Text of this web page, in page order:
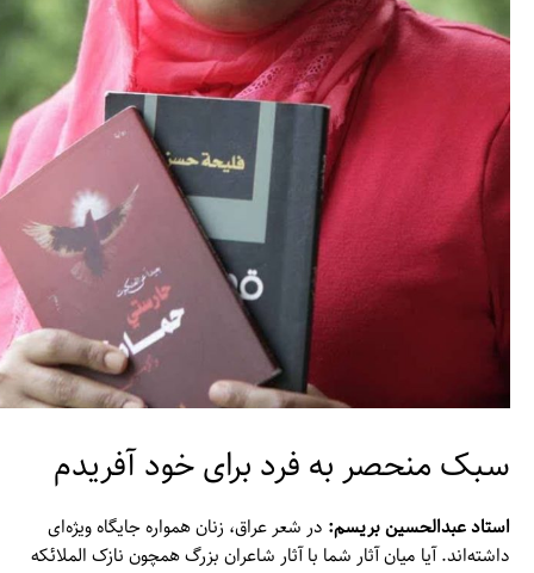
سبک منحصر به فرد برای خود آفریدم
استاد عبدالحسین بریسم: در شعر عراق، زنان همواره جایگاه ویژه‌ای
داشته‌اند. آیا میان آثار شما با آثار شاعران بزرگ همچون نازک الملائکه